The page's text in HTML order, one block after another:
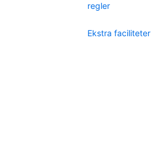
regler
Ekstra faciliteter